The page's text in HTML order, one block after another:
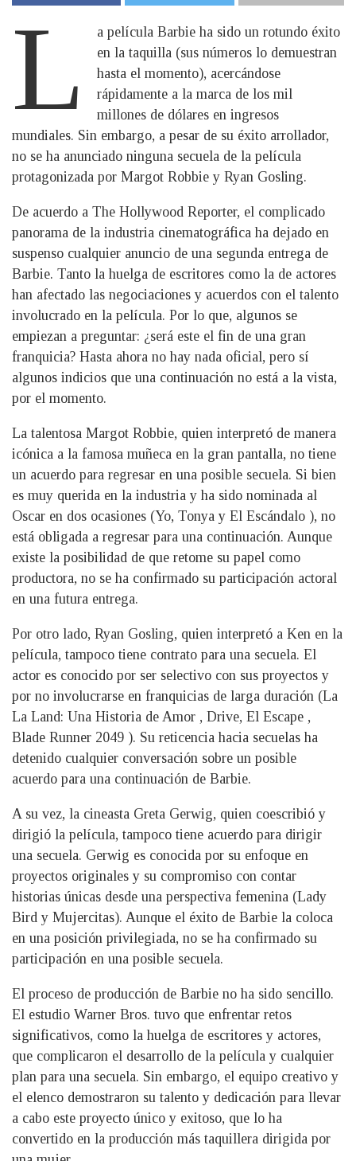
L
a película Barbie ha sido un rotundo éxito
en la taquilla (sus números lo demuestran
hasta el momento), acercándose
rápidamente a la marca de los mil
millones de dólares en ingresos
mundiales. Sin embargo, a pesar de su éxito arrollador,
no se ha anunciado ninguna secuela de la película
protagonizada por Margot Robbie y Ryan Gosling.
De acuerdo a The Hollywood Reporter, el complicado
panorama de la industria cinematográfica ha dejado en
suspenso cualquier anuncio de una segunda entrega de
Barbie. Tanto la huelga de escritores como la de actores
han afectado las negociaciones y acuerdos con el talento
involucrado en la película. Por lo que, algunos se
empiezan a preguntar: ¿será este el fin de una gran
franquicia? Hasta ahora no hay nada oficial, pero sí
algunos indicios que una continuación no está a la vista,
por el momento.
La talentosa Margot Robbie, quien interpretó de manera
icónica a la famosa muñeca en la gran pantalla, no tiene
un acuerdo para regresar en una posible secuela. Si bien
es muy querida en la industria y ha sido nominada al
Oscar en dos ocasiones (Yo, Tonya y El Escándalo ), no
está obligada a regresar para una continuación. Aunque
existe la posibilidad de que retome su papel como
productora, no se ha confirmado su participación actoral
en una futura entrega.
Por otro lado, Ryan Gosling, quien interpretó a Ken en la
película, tampoco tiene contrato para una secuela. El
actor es conocido por ser selectivo con sus proyectos y
por no involucrarse en franquicias de larga duración (La
La Land: Una Historia de Amor , Drive, El Escape ,
Blade Runner 2049 ). Su reticencia hacia secuelas ha
detenido cualquier conversación sobre un posible
acuerdo para una continuación de Barbie.
A su vez, la cineasta Greta Gerwig, quien coescribió y
dirigió la película, tampoco tiene acuerdo para dirigir
una secuela. Gerwig es conocida por su enfoque en
proyectos originales y su compromiso con contar
historias únicas desde una perspectiva femenina (Lady
Bird y Mujercitas). Aunque el éxito de Barbie la coloca
en una posición privilegiada, no se ha confirmado su
participación en una posible secuela.
El proceso de producción de Barbie no ha sido sencillo.
El estudio Warner Bros. tuvo que enfrentar retos
significativos, como la huelga de escritores y actores,
que complicaron el desarrollo de la película y cualquier
plan para una secuela. Sin embargo, el equipo creativo y
el elenco demostraron su talento y dedicación para llevar
a cabo este proyecto único y exitoso, que lo ha
convertido en la producción más taquillera dirigida por